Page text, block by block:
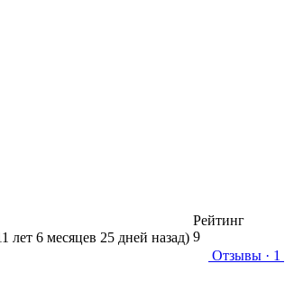
лет 6 месяцев 25 дней назад)
Рейтинг
9
Отзывы · 1